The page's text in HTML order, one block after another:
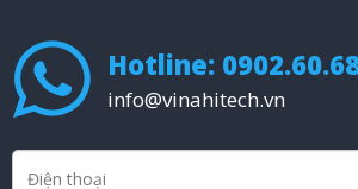
Hotline:
info@vinahitech.vn